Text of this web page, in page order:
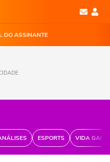
DO ASSINANTE
ESPORTS VIDA